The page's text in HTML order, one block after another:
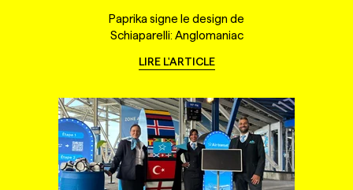
Paprika signe le design de
Schiaparelli: Anglomaniac
LIRE L'ARTICLE